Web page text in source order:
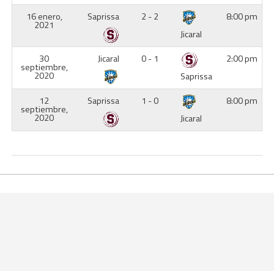
16 enero,
2021
Saprissa
2 - 2
Jicaral
8:00 pm
30
septiembre,
2020
Jicaral
0 - 1
Saprissa
2:00 pm
12
septiembre,
2020
Saprissa
1 - 0
Jicaral
8:00 pm